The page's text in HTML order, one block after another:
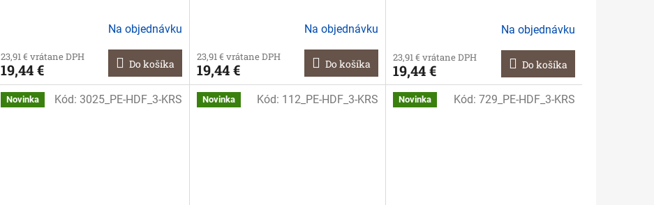
Na objednávku
23,91 € vrátane DPH
19,44 € Do košíka
Na objednávku
23,91 € vrátane DPH
19,44 € Do košíka
Na objednávku
23,91 € vrátane DPH
19,44 € Do košíka
Novinka Kód: 3025_PE-HDF_3-KRS Novinka Kód: 112_PE-HDF_3-KRS Novinka Kód: 729_PE-HDF_3-KRS